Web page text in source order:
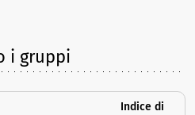
i gruppi
Indice di